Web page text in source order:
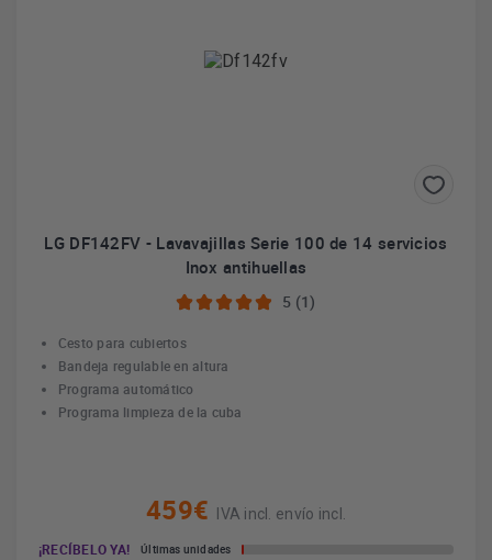
LG DF142FV - Lavavajillas Serie 100 de 14 servicios
Inox antihuellas
5 (1)
Cesto para cubiertos
Bandeja regulable en altura
Programa automático
Programa limpieza de la cuba
459€
IVA incl. envío incl.
¡RECÍBELO YA!
Últimas unidades